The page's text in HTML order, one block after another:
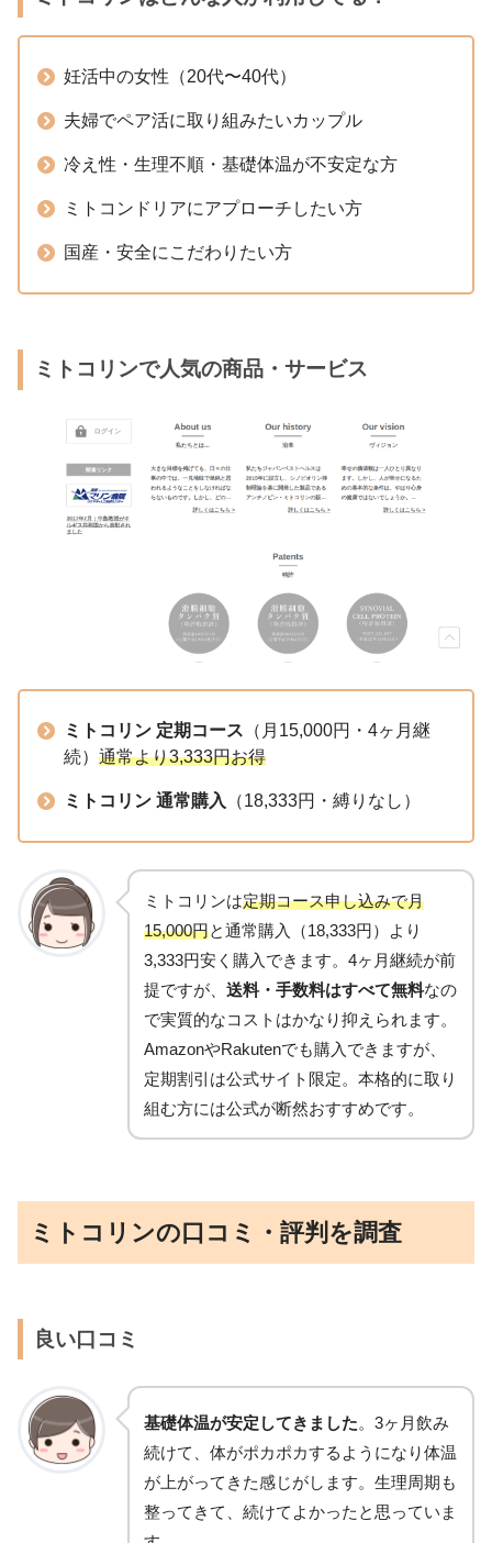
妊活中の女性（20代〜40代）
夫婦でペア活に取り組みたいカップル
冷え性・生理不順・基礎体温が不安定な方
ミトコンドリアにアプローチしたい方
国産・安全にこだわりたい方
ミトコリンで人気の商品・サービス
ミトコリン 定期コース （月15,000円・4ヶ月継
続） 通常より3,333円お得
ミトコリン 通常購入 （18,333円・縛りなし）
ミトコリンは定期コース申し込みで月
15,000円と通常購入（18,333円）より
3,333円安く購入できます。4ヶ月継続が前
提ですが、 送料・手数料はすべて無料なの
で実質的なコストはかなり抑えられます。
AmazonやRakutenでも購入できますが、
定期割引は公式サイト限定。本格的に取り
組む方には公式が断然おすすめです。
ミトコリンの口コミ・評判を調査
良い口コミ
基礎体温が安定してきました。3ヶ月飲み
続けて、体がポカポカするようになり体温
が上がってきた感じがします。生理周期も
整ってきて、続けてよかったと思っていま